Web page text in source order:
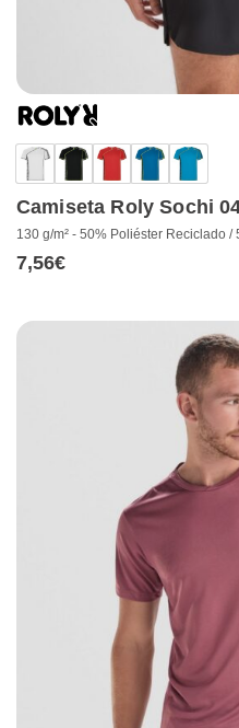
Camiseta Roly Sochi
130 g/m² - 50% Poliéster Reciclado
7,56€